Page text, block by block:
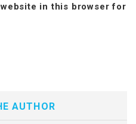
website in this browser for
AUTHOR